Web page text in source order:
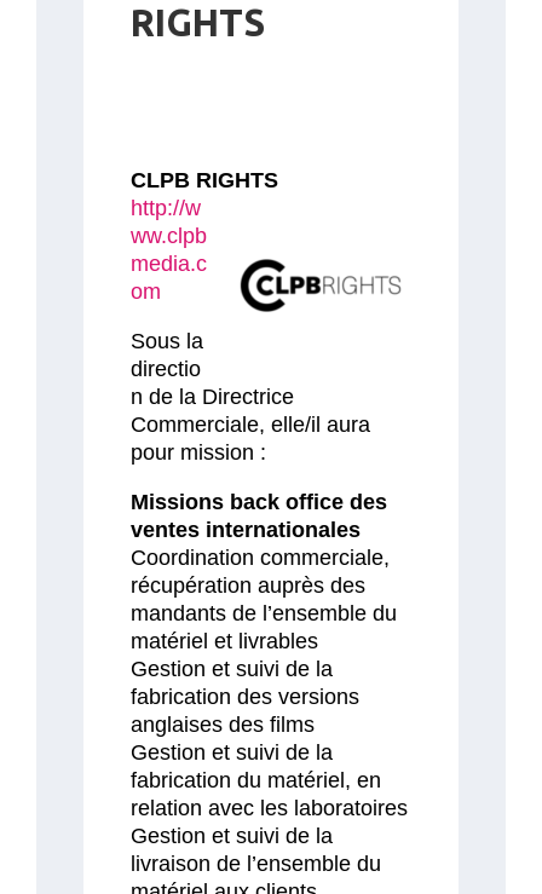
RIGHTS
CLPB RIGHTS
http://w
ww.clpb
media.c
om
Sous la
directio
n de la Directrice
Commerciale, elle/il aura
pour mission :
Missions back office des
ventes internationales
Coordination commerciale,
récupération auprès des
mandants de l’ensemble du
matériel et livrables
Gestion et suivi de la
fabrication des versions
anglaises des films
Gestion et suivi de la
fabrication du matériel, en
relation avec les laboratoires
Gestion et suivi de la
livraison de l’ensemble du